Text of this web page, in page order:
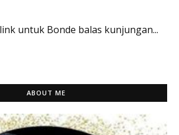
untuk Bonde balas kunjungan...
ABOUT ME